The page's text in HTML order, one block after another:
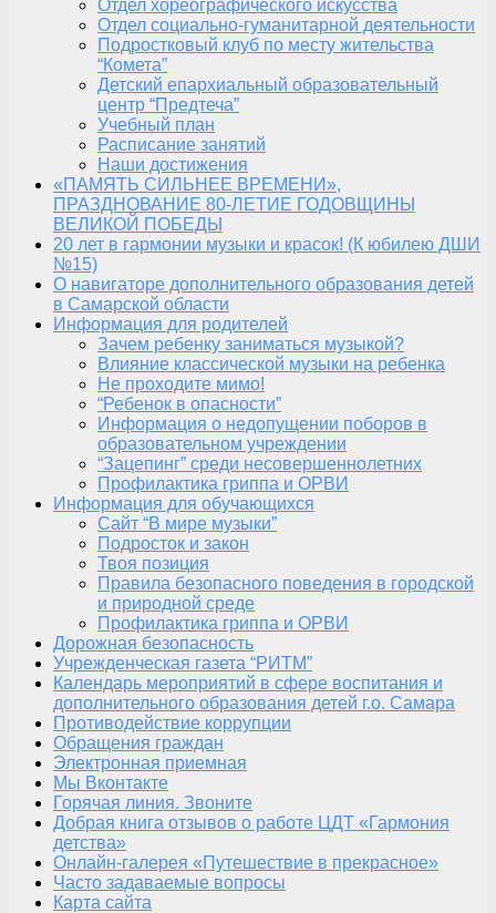
Отдел хореографического искусства
Отдел социально-гуманитарной деятельности
Подростковый клуб по месту жительства
“Комета”
Детский епархиальный образовательный
центр “Предтеча”
Учебный план
Расписание занятий
Наши достижения
«ПАМЯТЬ СИЛЬНЕЕ ВРЕМЕНИ»,
ПРАЗДНОВАНИЕ 80-ЛЕТИЕ ГОДОВЩИНЫ
ВЕЛИКОЙ ПОБЕДЫ
20 лет в гармонии музыки и красок! (К юбилею ДШИ
№15)
О навигаторе дополнительного образования детей
в Самарской области
Информация для родителей
Зачем ребенку заниматься музыкой?
Влияние классической музыки на ребенка
Не проходите мимо!
“Ребенок в опасности”
Информация о недопущении поборов в
образовательном учреждении
“Зацепинг” среди несовершеннолетних
Профилактика гриппа и ОРВИ
Информация для обучающихся
Сайт “В мире музыки”
Подросток и закон
Твоя позиция
Правила безопасного поведения в городской
и природной среде
Профилактика гриппа и ОРВИ
Дорожная безопасность
Учрежденческая газета “РИТМ”
Календарь мероприятий в сфере воспитания и
дополнительного образования детей г.о. Самара
Противодействие коррупции
Обращения граждан
Электронная приемная
Мы Вконтакте
Горячая линия. Звоните
Добрая книга отзывов о работе ЦДТ «Гармония
детства»
Онлайн-галерея «Путешествие в прекрасное»
Часто задаваемые вопросы
Карта сайта